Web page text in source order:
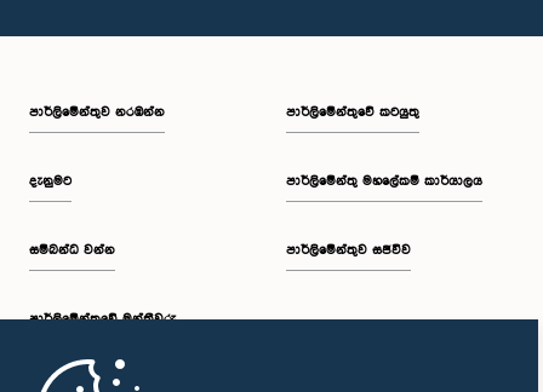
පාර්ලි‌මේන්තුව නරඹන්න
දැනුමට
සම්බන්ධ වන්න
පාර්ලි‌මේන්තුවේ මන්ත්‍රීවරු
මුල් පිටුව
පාර්ලිමේන්තුවේ කටයුතු
පාර්ලිමේන්තු මහලේකම් කාර්යාලය
පාර්ලිමේන්තුව සජීවීව